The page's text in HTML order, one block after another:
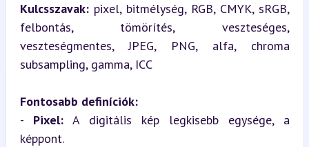
Kulcsszavak: pixel, bitmélység, RGB, CMYK, sRGB,
felbontás, tömörítés, veszteséges,
veszteségmentes, JPEG, PNG, alfa, chroma
subsampling, gamma, ICC
Fontosabb definíciók:
- Pixel: A digitális kép legkisebb egysége, a
képpont.